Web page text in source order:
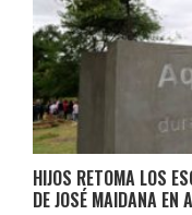
HIJOS RETOMA LOS
DE JOSÉ MAIDANA EN